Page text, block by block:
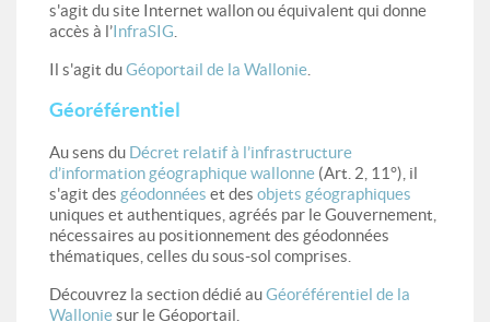
s'agit du site Internet wallon ou équivalent qui donne
accès à l’InfraSIG
Il s'agit duGéoportail de la Wallonie
Géoréférentiel
Au sens du Décret relatif à l’infrastructure
d’information géographique wallonne (Art. 2, 11°), il
s'agit des géodonnées et des objets géographiques
uniques et authentiques, agréés par le Gouvernement,
nécessaires au positionnement des géodonnées
thématiques, celles du sous-sol comprises.
Découvrez la section dédié auGéoréférentiel de la
Walloniesur le Géoportail.